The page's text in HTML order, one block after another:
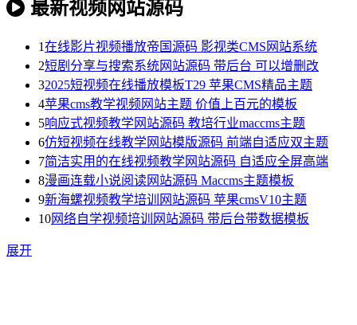
最新视频网站源码
1在线影片视频播放帝国源码 影视类CMS网站系统
2短剧分享与搜索系统网站源码 带后台 可以增删改
32025短视频在线播放模板T29 苹果CMS精品主题
4苹果cms教学视频网站主题 价值上百元的模板
5响应式视频教学网站源码 教培行业maccms主题
6仿短视频在线教学网站模版源码 前端自适应双主题
7简洁实用的在线视频教学网站源码 自适应全屏高端
8漫画连载小说阅读网站源码 Maccms主题模板
9新海螺视频教学培训网站源码 苹果cmsV10主题
10网络自学视频培训网站源码 带后台带数据模板
展开